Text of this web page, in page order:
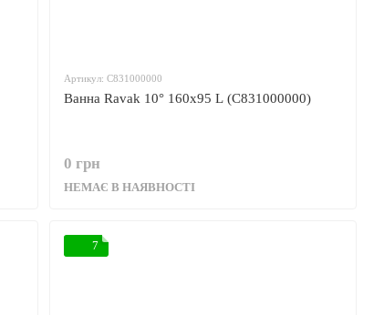
Артикул: C831000000
Ванна Ravak 10° 160x95 L (C831000000)
0 грн
НЕМАЄ В НАЯВНОСТІ
7